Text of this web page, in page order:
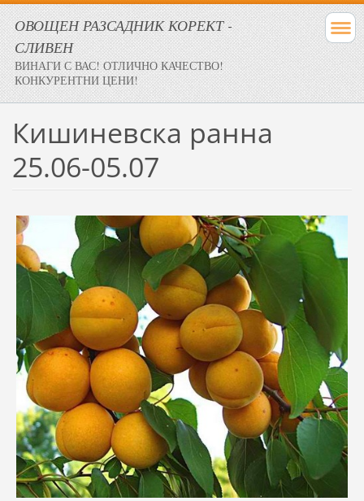
ОВОЩЕН РАЗСАДНИК КОРЕКТ -
СЛИВЕН
ВИНАГИ С ВАС! ОТЛИЧНО КАЧЕСТВО!
КОНКУРЕНТНИ ЦЕНИ!
Кишиневска ранна
25.06-05.07